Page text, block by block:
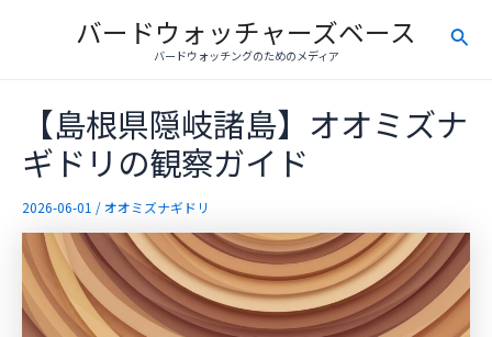
バードウォッチャーズベース
バードウォッチングのためのメディア
検
【島根県隠岐諸島】オオミズナ
ギドリの観察ガイド
2026-06-01 /オオミズナギドリ